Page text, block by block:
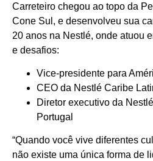
Carreteiro chegou ao topo da
Cone Sul, e desenvolveu sua
20 anos na Nestlé, onde atuou
e desafios:
Vice-presidente para
CEO da Nestlé Caribe
Diretor executivo da
Portugal
“Quando você vive diferentes
não existe uma única forma de